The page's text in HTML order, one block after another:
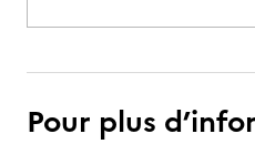
Pour plus